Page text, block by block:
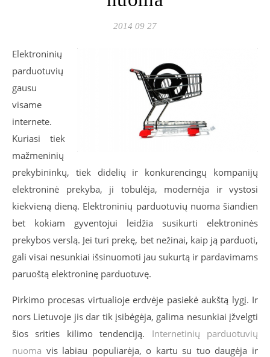
2014 09 27
Elektroninių
parduotuvių
gausu
visame
internete.
Kuriasi tiek
mažmeninių
prekybininkų, tiek didelių ir konkurencingų kompanijų
elektroninė prekyba, ji tobulėja, modernėja ir vystosi
kiekvieną dieną. Elektroninių parduotuvių nuoma šiandien
bet kokiam gyventojui leidžia susikurti elektroninės
prekybos verslą. Jei turi prekę, bet nežinai, kaip ją parduoti,
gali visai nesunkiai išsinuomoti jau sukurtą ir pardavimams
paruoštą elektroninę parduotuvę.
Pirkimo procesas virtualioje erdvėje pasiekė aukštą lygį. Ir
nors Lietuvoje jis dar tik įsibėgėja, galima nesunkiai įžvelgti
šios srities kilimo tendenciją. Internetinių parduotuvių
nuoma vis labiau populiarėja, o kartu su tuo daugėja ir